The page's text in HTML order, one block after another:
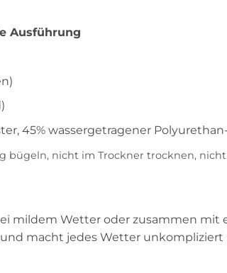
Ausführung
45% wassergetragener
bügeln, nicht im Trockner trocknen,
mildem Wetter oder zusammen mit
macht jedes Wetter unkompliziert